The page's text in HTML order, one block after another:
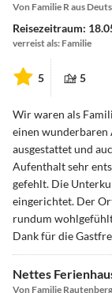
Von Familie R aus
Reisezeitraum:
verreist als: Familie
5 5
Wir waren als
einen
ausgestattet und
Aufenthalt sehr
gefehlt. Die
eingerichtet. Der
rundum
Dank für die
Nettes
Von Familie